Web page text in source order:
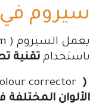
سيروم في
باستخدام تقنية
(
corrector
الألوان المختلفة